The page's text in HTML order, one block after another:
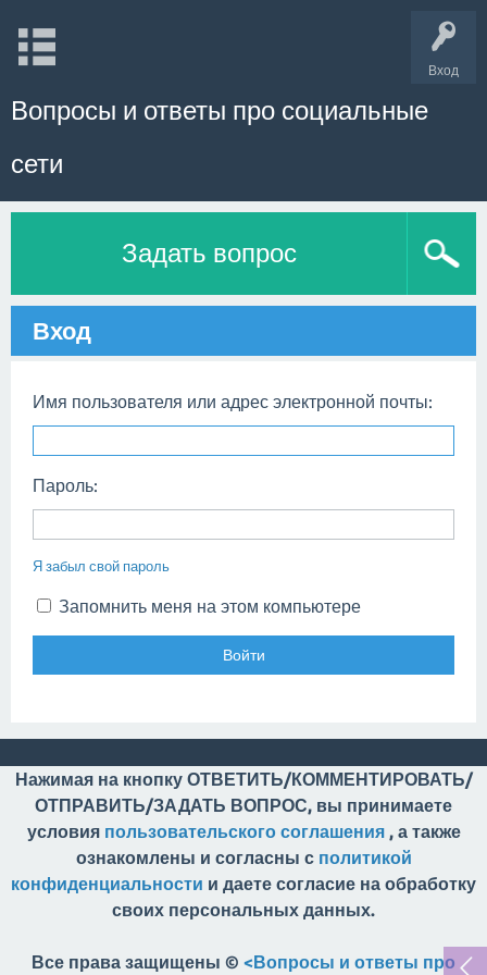
Вход
Вопросы и ответы про социальные
сети
Задать вопрос
Вход
Имя пользователя или адрес электронной почты:
Пароль:
Я забыл свой пароль
Запомнить меня на этом компьютере
Нажимая на кнопку ОТВЕТИТЬ/КОММЕНТИРОВАТЬ/
ОТПРАВИТЬ/ЗАДАТЬ ВОПРОС, вы принимаете
условия пользовательского соглашения, а также
ознакомлены и согласны с политикой
конфиденциальности и даете согласие на обработку
своих персональных данных.
Все права защищены © <Вопросы и ответы про